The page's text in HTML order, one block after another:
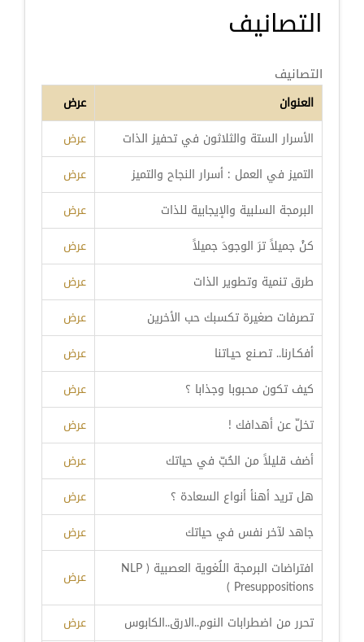
التصانيف
التصانيف
العنوان
عرض
الأسرار الستة والثلاثون في تحفيز الذات
عرض
التميز في العمل : أسرار النجاح والتميز
عرض
البرمجة السلبية والإيجابية للذات
عرض
كنْ جميلاً ترَ الوجودَ جميلاً
عرض
طرق تنمية وتطوير الذات
عرض
تصرفات صغيرة تكسبك حب الأخرين
عرض
أفكـارنا.. تصـنع حيـاتنا
عرض
كيف تكون محبوبا وجذابا ؟
عرض
تخلّ عن أهدافك !
عرض
أضف قليلاً من الحُبّ في حياتك
عرض
هل تريد أهنأ أنواع السعادة ؟
عرض
جاهد لآخر نفس في حياتك
عرض
افتراضات البرمجة اللُغوية العصبية ( NLP
Presuppositions )
عرض
تحرر من اضطرابات النوم..الارق..الكابوس
عرض